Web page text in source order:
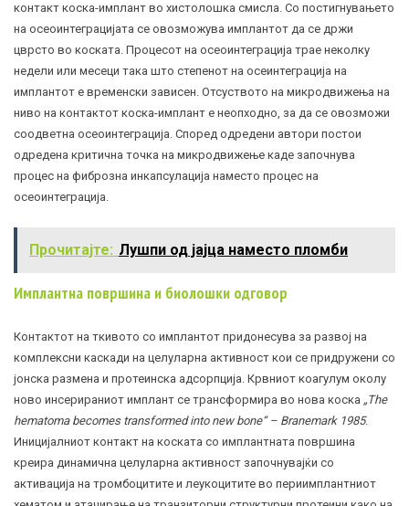
контакт коска-имплант во хистолошка смисла. Со постигнувањето
на осеоинтеграцијата се овозможува имплантот да се држи
цврсто во коската. Процесот на осеоинтеграција трае неколку
недели или месеци така што степенот на осеинтеграција на
имплантот е временски зависен. Отсуството на микродвижења на
ниво на контактот коска-имплант е неопходно, за да се овозможи
соодветна осеоинтеграција. Според одредени автори постои
одредена критична точка на микродвижење каде започнува
процес на фиброзна инкапсулација наместо процес на
осеоинтеграција.
Прочитајте: Лушпи од јајца наместо пломби
Имплантна површина и биолошки одговор
Контактот на ткивото со имплантот придонесува за развој на
комплексни каскади на целуларна активност кои се придружени со
јонска размена и протеинска адсорпција. Крвниот коагулум околу
нoво инсерираниот имплант се трансформира во нова коска „The
hematoma becomes transformed into new bone“ – Branemark 1985.
Иницијалниот контакт на коската со имплантната површина
креира динамична целуларна активност започнувајќи со
активација нa тромбоцитите и леукоцитите во периимплантниот